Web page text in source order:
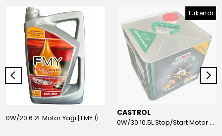
0W/20 6.2L Motor Yağı | FMY (Ford Motor Yağları)
Tükendi
CASTROL
0W/30 10.5L Stop/Start Motor Yağı | CASTROL